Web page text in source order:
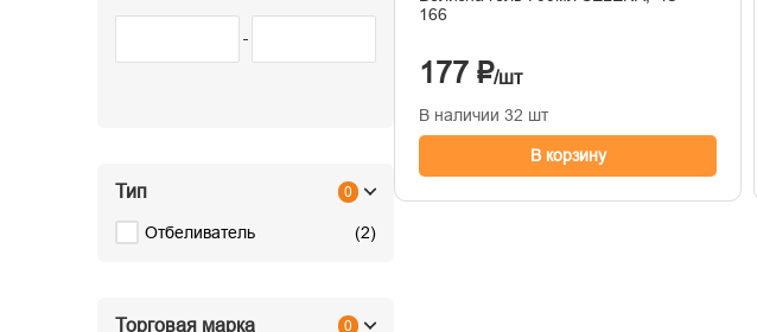
Тип 0
Отбеливатель (2)
Торговая марка 0
166
177 ₽/шт
В наличии 32 шт
В корзину